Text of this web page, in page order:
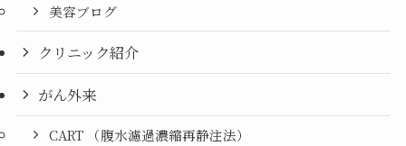
美容ブログ
クリニック紹介
がん外来
CART （腹水濾過濃縮再静注法）